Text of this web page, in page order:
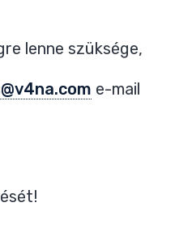
lenne szüksége,
e-mail